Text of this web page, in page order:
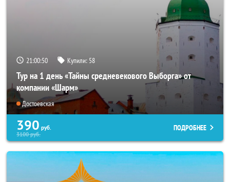
21:00:49 Купили: 58
Тур на 1 день «Тайны средневекового Выборга» от
компании «Шарм»
Достоевская
390 руб.
3100руб.
ПОДРОБНЕЕ